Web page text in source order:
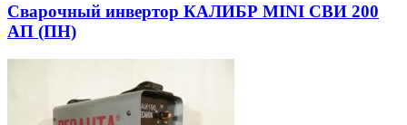
Сварочный инвертор КАЛИБР MINI СВИ 200
АП (ПН)